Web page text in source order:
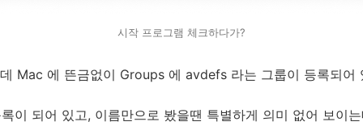
시작 프로그램 체크하다가?
Mac 에 뜬금없이 Groups 에 avdefs 라는 그룹이 등록되어
이 되어 있고, 이름만으로 봤을땐 특별하게 의미 없어 보이